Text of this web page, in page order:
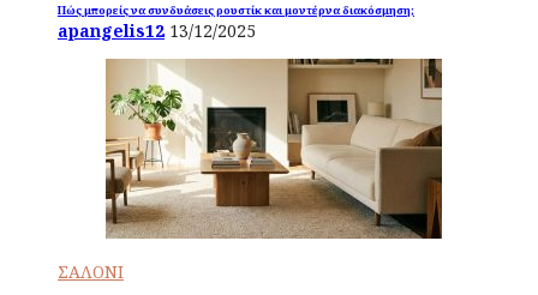
Πώς μπορείς να συνδυάσεις ρουστίκ και μοντέρνα διακόσμηση;
apangelis12 13/12/2025
ΣΑΛΟΝΙ